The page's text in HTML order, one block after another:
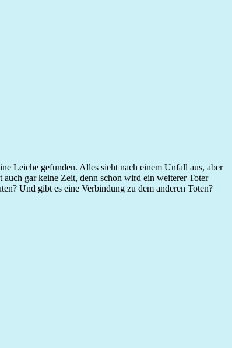
Leiche gefunden. Alles sieht nach einem Unfall aus, aber
gar keine Zeit, denn schon wird ein weiterer Toter
Und gibt es eine Verbindung zu dem anderen Toten?